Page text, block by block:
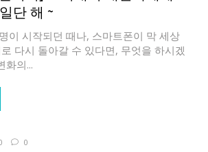
단 해 ~
이 시작되던 때나, 스마트폰이 막 세상
다시 돌아갈 수 있다면, 무엇을 하시겠
화의...
0